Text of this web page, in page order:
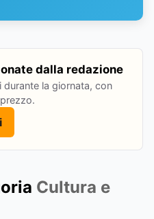
dalla redazione
la giornata, con
Cultura e